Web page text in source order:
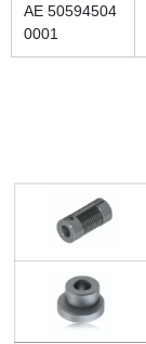
AE 50594504
0001